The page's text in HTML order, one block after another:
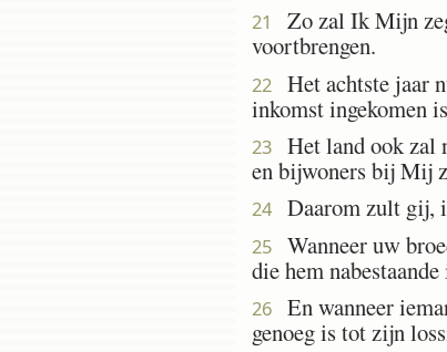
21
Zo zal Ik Mijn
voortbrengen.
22
Het achtste jaar
inkomst ingekomen
23
Het land ook zal
en bijwoners bij Mij
24 Daarom zult gij,
25
Wanneer uw
die hem
26
En wanneer
genoeg is tot zijn